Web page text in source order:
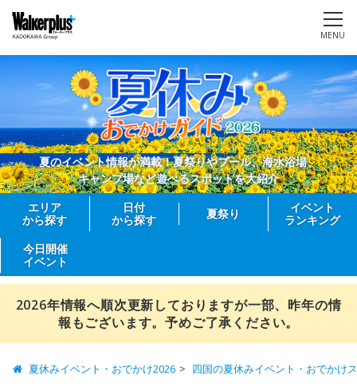
MENU
夏のイベント情報が満載！夏祭りやプール、海水浴場、
キャンプ場など遊べるスポットを大紹介
エリア
から探す
日付
から探す
夏祭り
イベント
ランキング
今日開催
イベント
2026年情報へ順次更新しておりますが一部、昨年の情
報もございます。予めご了承ください。
夏休みイベント・おでかけ2026 四国の夏休みイベント・おでかけ